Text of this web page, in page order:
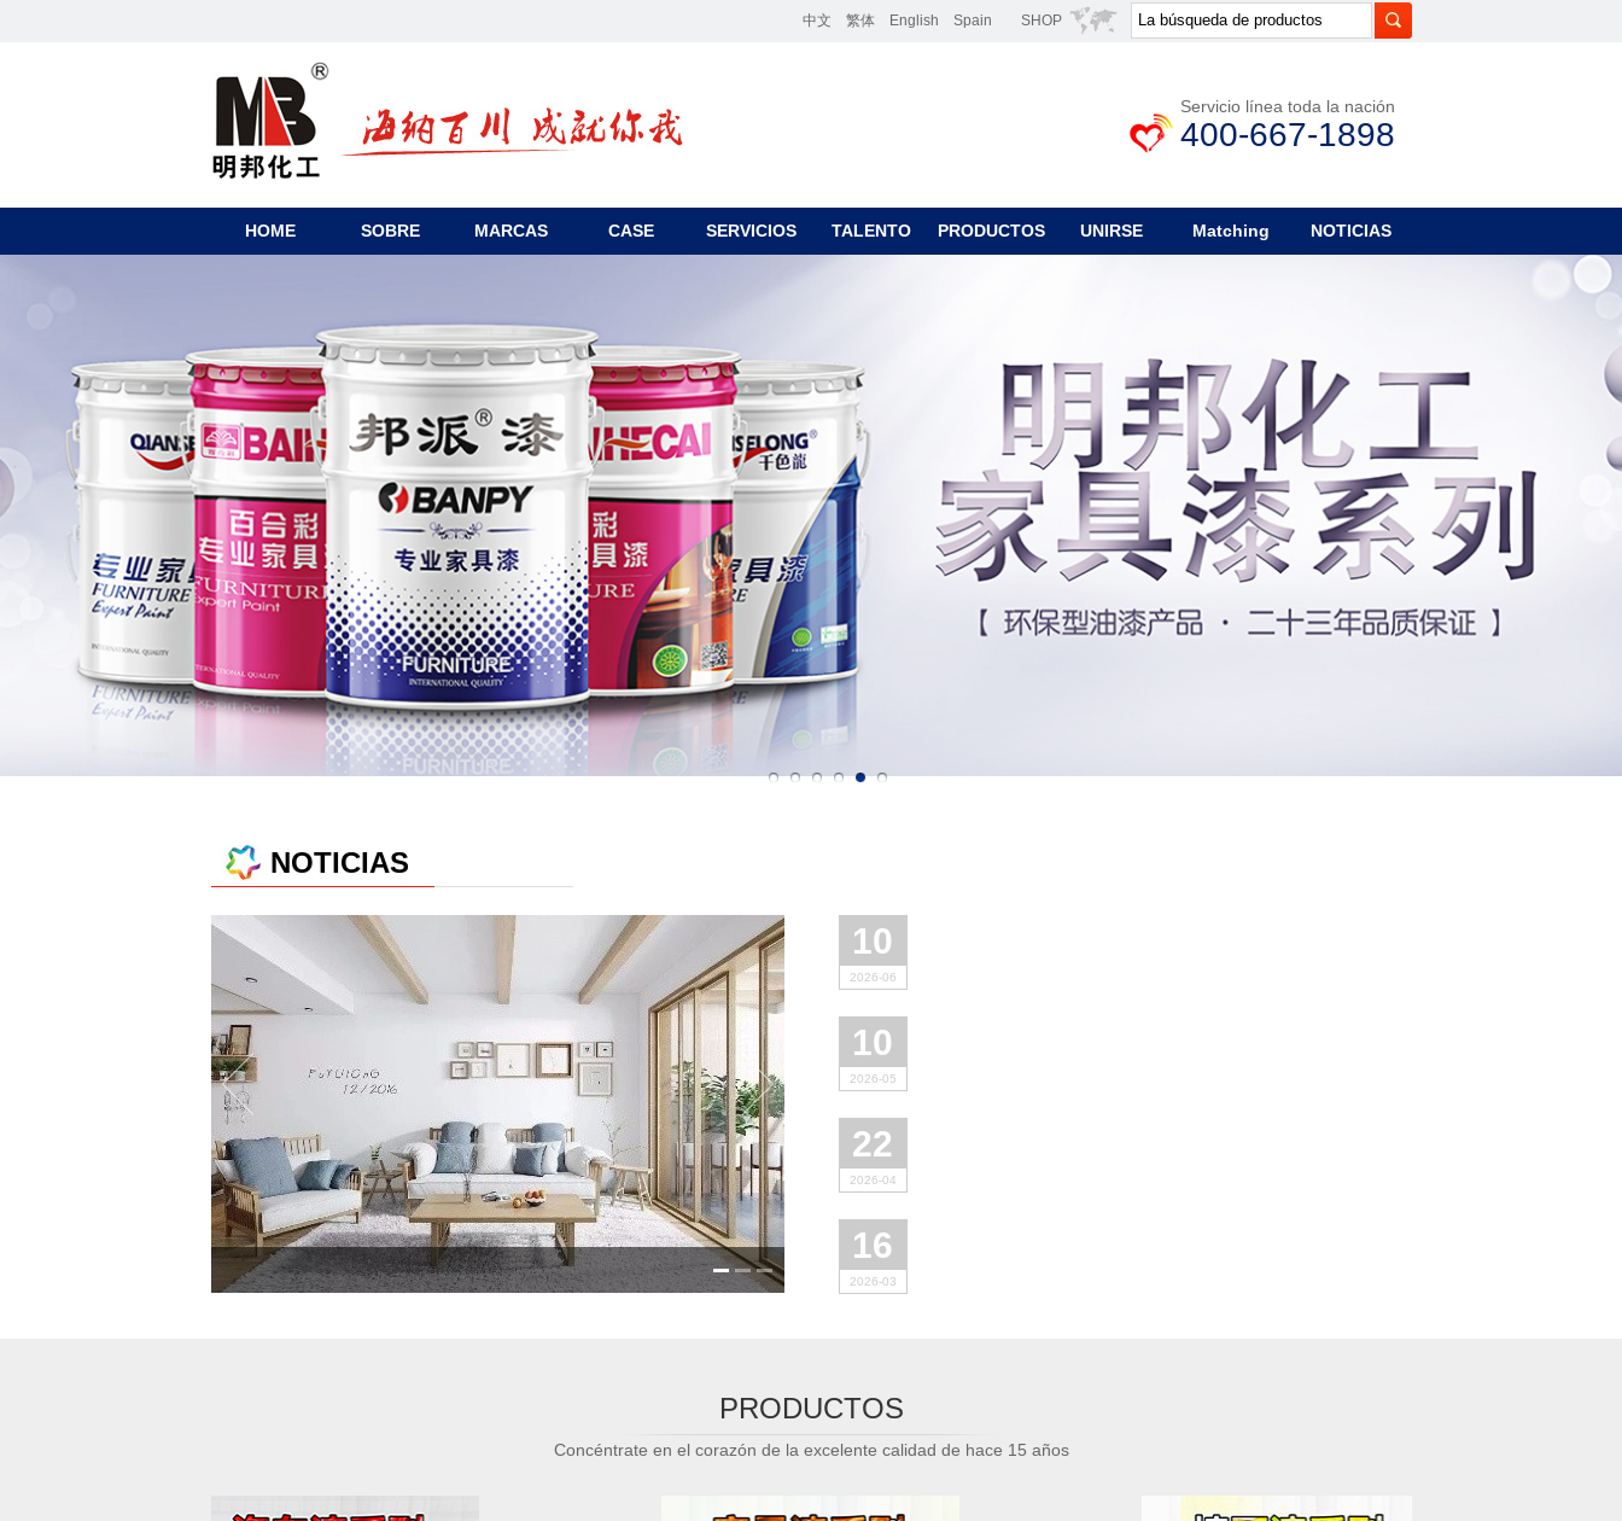
中文 繁体 English Spain SHOP
Servicio línea toda la nación
400-667-1898
HOME SOBRE MARCAS CASE SERVICIOS TALENTO PRODUCTOS UNIRSE Matching NOTICIAS
NOTICIAS
10
2026-06
10
2026-05
22
2026-04
16
2026-03
PRODUCTOS
Concéntrate en el corazón de la excelente calidad de hace 15 años